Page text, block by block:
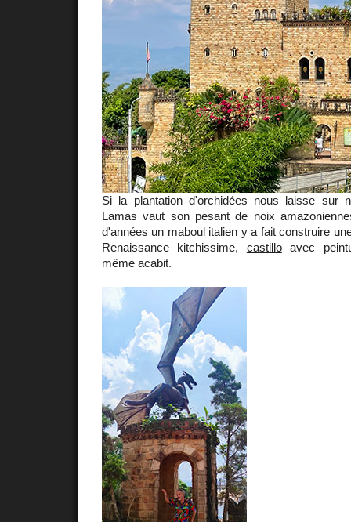
Si la plantation d'orchidées nous laisse sur
Lamas vaut son pesant de noix
d'années un maboul italien y a fait construire
Renaissance kitchissime, castilloavec
même acabit.